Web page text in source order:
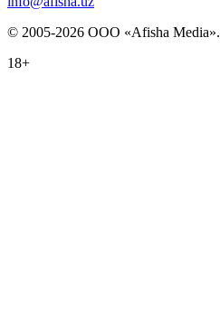
© 2005-2026 ООО «Afisha Media».
18+